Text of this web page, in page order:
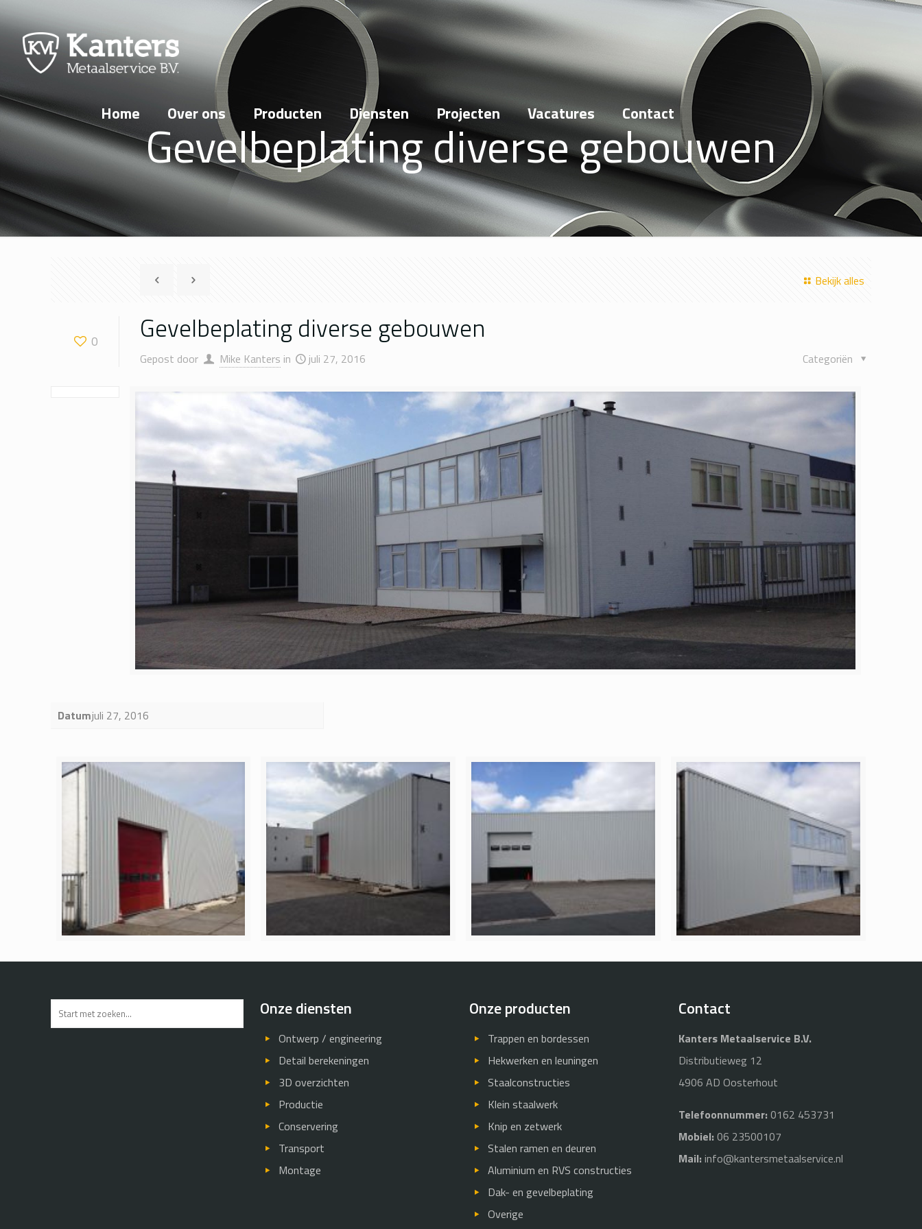
Home Over ons Producten Diensten Projecten Vacatures Contact
Gevelbeplating diverse gebouwen
Bekijk alles
0 Gevelbeplating diverse gebouwen
Gepost door Mike Kanters in juli 27, 2016 Categoriën
Datumjuli 27, 2016
Onze diensten
Ontwerp / engineering
Detail berekeningen
3D overzichten
Productie
Conservering
Transport
Montage
Onze producten
Trappen en bordessen
Hekwerken en leuningen
Staalconstructies
Klein staalwerk
Knip en zetwerk
Stalen ramen en deuren
Aluminium en RVS constructies
Dak- en gevelbeplating
Overige
Contact
Kanters Metaalservice B.V.
Distributieweg 12
4906 AD Oosterhout
Telefoonnummer: 0162 453731
Mobiel: 06 23500107
Mail: info@kantersmetaalservice.nl